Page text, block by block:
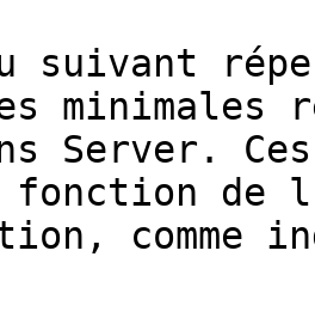
suivant
minimales
Server.
fonction
comme